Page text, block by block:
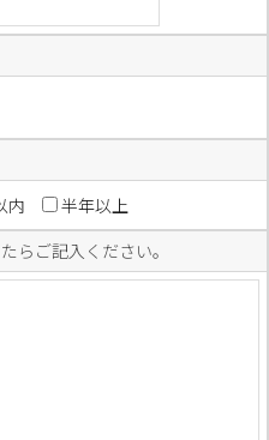
内 半年以上
らご記入ください。